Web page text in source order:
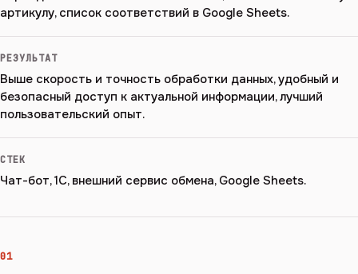
артикулу, список соответствий в Google Sheets.
РЕЗУЛЬТАТ
Выше скорость и точность обработки данных, удобный и
безопасный доступ к актуальной информации, лучший
пользовательский опыт.
СТЕК
Чат-бот, 1С, внешний сервис обмена, Google Sheets.
01